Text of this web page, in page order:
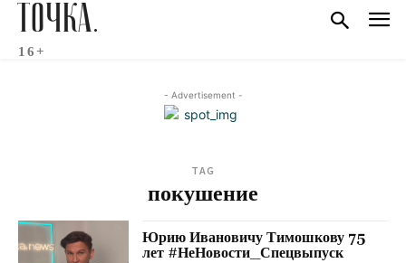
ТОЧКА.
16+
- Advertisement -
TAG
покушение
Юрию Ивановичу Тимошкову 75
лет #НеНовости_Спецвыпуск